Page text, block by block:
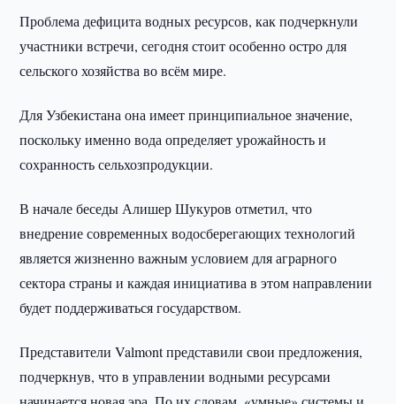
Проблема дефицита водных ресурсов, как подчеркнули
участники встречи, сегодня стоит особенно остро для
сельского хозяйства во всём мире.
Для Узбекистана она имеет принципиальное значение,
поскольку именно вода определяет урожайность и
сохранность сельхозпродукции.
В начале беседы Алишер Шукуров отметил, что
внедрение современных водосберегающих технологий
является жизненно важным условием для аграрного
сектора страны и каждая инициатива в этом направлении
будет поддерживаться государством.
Представители Valmont представили свои предложения,
подчеркнув, что в управлении водными ресурсами